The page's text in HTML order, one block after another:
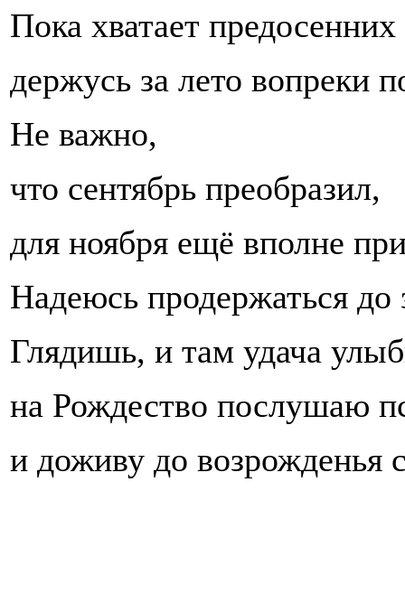
Пока хватает
держусь за лето вопреки
Не важно,
что сентябрь преобразил,
для ноября ещё вполне
Надеюсь продержаться
Глядишь, и там удача
на Рождество послушаю
и доживу до возрожденья